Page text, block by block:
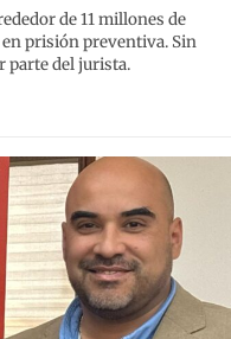
de 11 millones de
en prisión preventiva. Sin
parte del jurista.